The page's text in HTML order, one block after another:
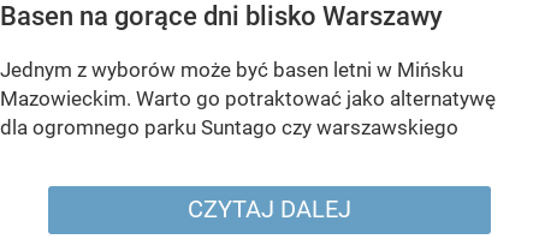
Basen na gorące dni blisko Warszawy
Jednym z wyborów może być basen letni w Mińsku
Mazowieckim. Warto go potraktować jako alternatywę
dla ogromnego parku Suntago czy warszawskiego
CZYTAJ DALEJ